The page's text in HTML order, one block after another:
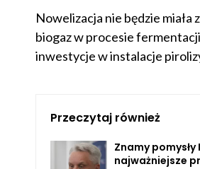
Nowelizacja nie będzie
biogaz w procesie
inwestycje w instalacje
Przeczytaj również
Znamy
najważniejsze